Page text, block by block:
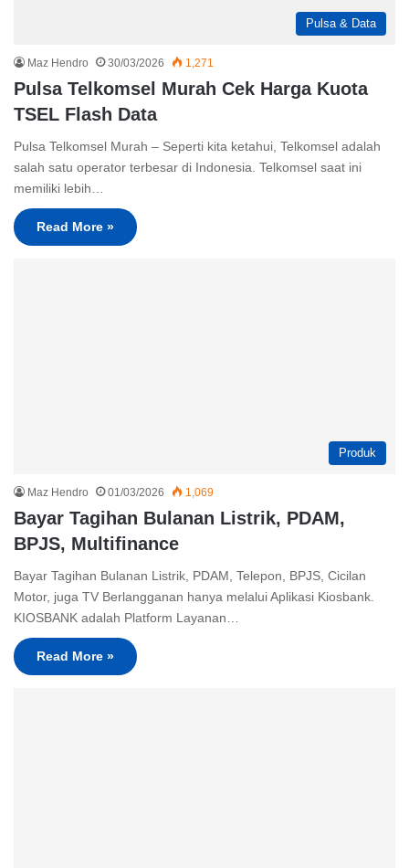
Pulsa & Data
Maz Hendro 30/03/2026 1,271
Pulsa Telkomsel Murah Cek Harga Kuota
TSEL Flash Data
Pulsa Telkomsel Murah – Seperti kita ketahui, Telkomsel adalah
salah satu operator terbesar di Indonesia. Telkomsel saat ini
memiliki lebih…
Read More »
Produk
Maz Hendro 01/03/2026 1,069
Bayar Tagihan Bulanan Listrik, PDAM,
BPJS, Multifinance
Bayar Tagihan Bulanan Listrik, PDAM, Telepon, BPJS, Cicilan
Motor, juga TV Berlangganan hanya melalui Aplikasi Kiosbank.
KIOSBANK adalah Platform Layanan…
Read More »